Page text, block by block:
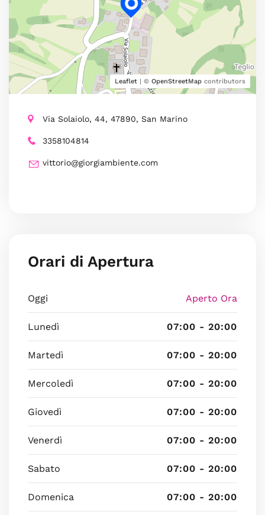
Leaflet | © OpenStreetMap contributors
Via Solaiolo, 44, 47890, San Marino
3358104814
vittorio@giorgiambiente.com
Orari di Apertura
Oggi Aperto Ora
Lunedì 07:00 - 20:00
Martedì 07:00 - 20:00
Mercoledì 07:00 - 20:00
Giovedì 07:00 - 20:00
Venerdì 07:00 - 20:00
Sabato 07:00 - 20:00
Domenica 07:00 - 20:00